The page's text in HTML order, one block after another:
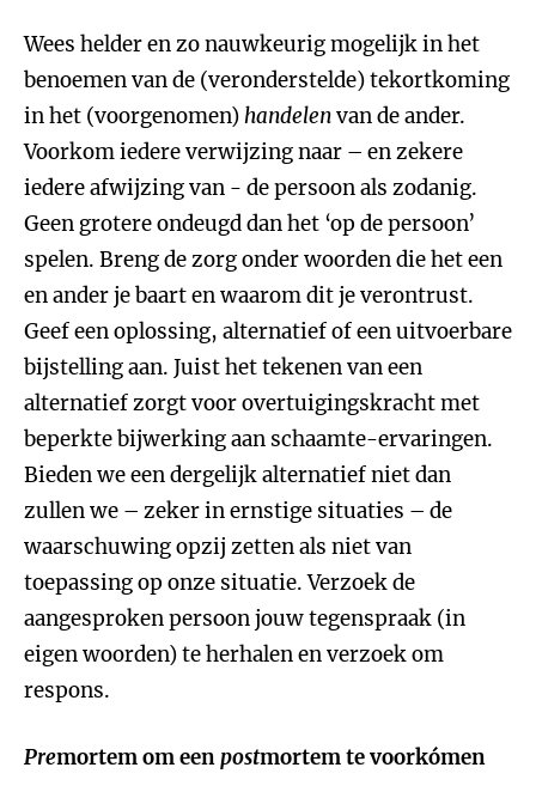
Wees helder en zo nauwkeurig mogelijk in het
benoemen van de (veronderstelde) tekortkoming
in het (voorgenomen)handelenvan de ander.
Voorkom iedere verwijzing naar – en zekere
iedere afwijzing van - de persoon als zodanig.
Geen grotere ondeugd dan het ‘op de persoon’
spelen. Breng de zorg onder woorden die het een
en ander je baart en waarom dit je verontrust.
Geef een oplossing, alternatief of een uitvoerbare
bijstelling aan. Juist het tekenen van een
alternatief zorgt voor overtuigingskracht met
beperkte bijwerking aan schaamte-ervaringen.
Bieden we een dergelijk alternatief niet dan
zullen we – zeker in ernstige situaties – de
waarschuwing opzij zetten als niet van
toepassing op onze situatie. Verzoek de
aangesproken persoon jouw tegenspraak (in
eigen woorden) te herhalen en verzoek om
respons.
Premortem om eenpostmortem te voorkómen